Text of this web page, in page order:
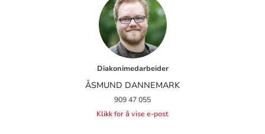
Diakonimedarbeider
ÅSMUND DANNEMARK
909 47 055
Klikk for å vise e-post